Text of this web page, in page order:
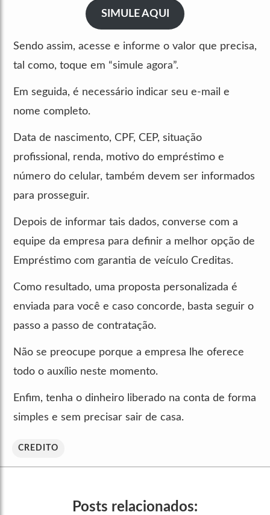
SIMULE AQUI
Sendo assim, acesse e informe o valor que precisa,
tal como, toque em “simule agora”.
Em seguida, é necessário indicar seu e-mail e
nome completo.
Data de nascimento, CPF, CEP, situação
profissional, renda, motivo do empréstimo e
número do celular, também devem ser informados
para prosseguir.
Depois de informar tais dados, converse com a
equipe da empresa para definir a melhor opção de
Empréstimo com garantia de veículo Creditas.
Como resultado, uma proposta personalizada é
enviada para você e caso concorde, basta seguir o
passo a passo de contratação.
Não se preocupe porque a empresa lhe oferece
todo o auxílio neste momento.
Enfim, tenha o dinheiro liberado na conta de forma
simples e sem precisar sair de casa.
CREDITO
Posts relacionados: